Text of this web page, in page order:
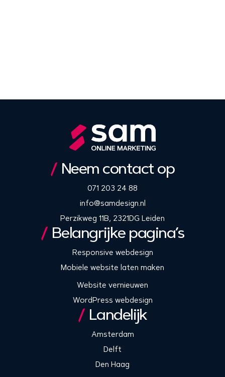
Neem contact op
071 203 24 88
info@samdesign.nl
Perzikweg 11B, 2321DG Leiden
Belangrijke pagina’s
Responsive webdesign
Mobiele website laten maken
Website vernieuwen
WordPress webdesign
Landelijk
Amsterdam
Delft
Den Haag